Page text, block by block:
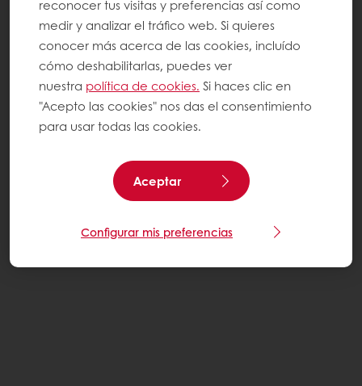
reconocer tus visitas y preferencias así como
medir y analizar el tráfico web. Si quieres
conocer más acerca de las cookies, incluído
cómo deshabilitarlas, puedes ver
nuestra política de cookies. Si haces clic en
"Acepto las cookies" nos das el consentimiento
para usar todas las cookies.
Aceptar
Configurar mis preferencias